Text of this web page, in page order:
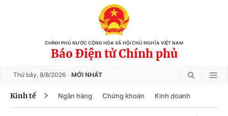
CHÍNH PHỦ NƯỚC CỘNG HÒA XÃ HỘI CHỦ NGHĨA VIỆT NAM
Báo Điện tử Chính phủ
Thứ bảy, 8/8/2026 MỚI NHẤT
Kinh tế Ngân hàng Chứng khoán Kinh doanh